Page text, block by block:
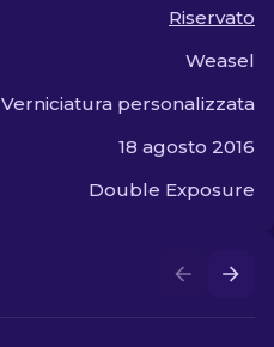
Riservato
Weasel
Verniciatura personalizzata
18 agosto 2016
Double Exposure